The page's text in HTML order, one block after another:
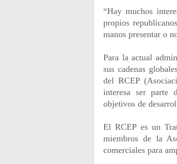
“Hay muchos
propios
manos presentar o
Para la actual
sus cadenas
del RCEP
interesa ser parte
objetivos de
El RCEP es un
miembros de la
comerciales para